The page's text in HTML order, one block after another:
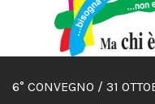
6° CONVEGNO / 31